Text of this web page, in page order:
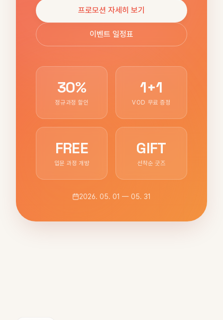
프로모션 자세히 보기
이벤트 일정표
30%
정규과정 할인
1+1
VOD 무료 증정
FREE
입문 과정 개방
GIFT
선착순 굿즈
2026. 05. 01 — 05. 31